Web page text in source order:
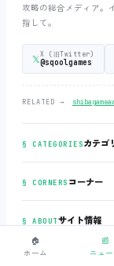
攻略の総合メディア。
指して。
𝕏X (旧Twitter)
@sqoolgames
RELATED →
§ CATEGORIESカテゴ
§ CORNERS コーナー
§ ABOUTサイト情報
法務・規約
🏠
ホーム
📰
ニュー